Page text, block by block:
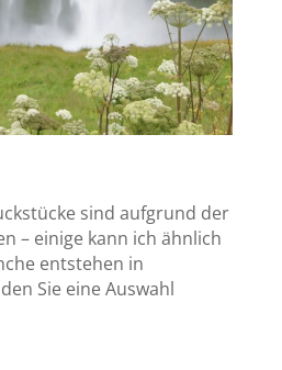
sind aufgrund der
– einige kann ich ähnlich
entstehen in
Sie eine Auswahl